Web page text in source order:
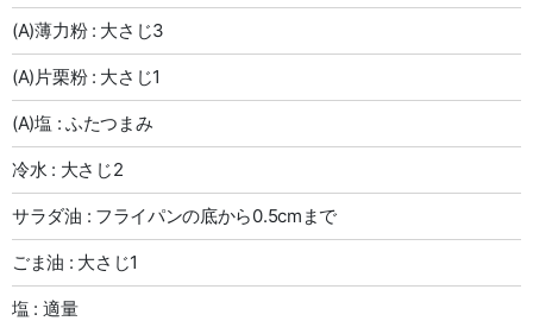
(A)薄力粉 : 大さじ3
(A)片栗粉 : 大さじ1
(A)塩 : ふたつまみ
冷水 : 大さじ2
サラダ油 : フライパンの底から0.5cmまで
ごま油 : 大さじ1
塩 : 適量